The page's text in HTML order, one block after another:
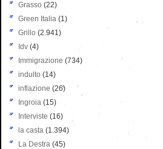
Grasso (22)
Green Italia (1)
Grillo (2.941)
Idv (4)
Immigrazione (734)
indulto (14)
inflazione (26)
Ingroia (15)
Interviste (16)
la casta (1.394)
La Destra (45)